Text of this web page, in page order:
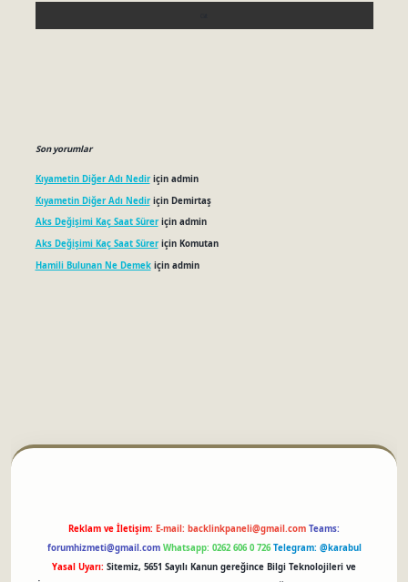
Son yorumlar
Kıyametin Diğer Adı Nediriçin admin
Kıyametin Diğer Adı Nediriçin Demirtaş
Aks Değişimi Kaç Saat Süreriçin admin
Aks Değişimi Kaç Saat Süreriçin Komutan
Hamili Bulunan Ne Demekiçin admin
Reklam ve İletişim: E-mail: backlinkpaneli@gmail.com Teams:
forumhizmeti@gmail.com Whatsapp: 0262 606 0 726 Telegram: @karabul
Yasal Uyarı: Sitemiz, 5651 Sayılı Kanun gereğince Bilgi Teknolojileri ve